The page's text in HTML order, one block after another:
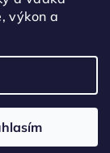
výkon a